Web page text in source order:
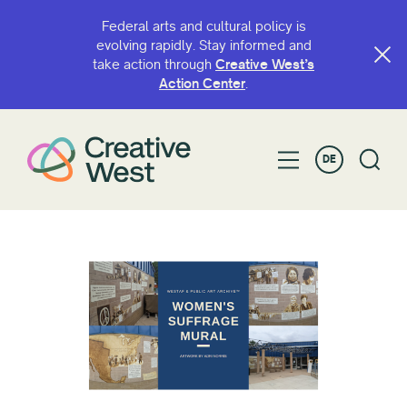
Federal arts and cultural policy is
evolving rapidly. Stay informed and
take action through Creative West’s
Action Center.
DE